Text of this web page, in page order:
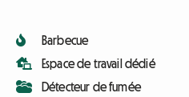
Barbecue
Espace de travail dédié
Détecteur de fumée